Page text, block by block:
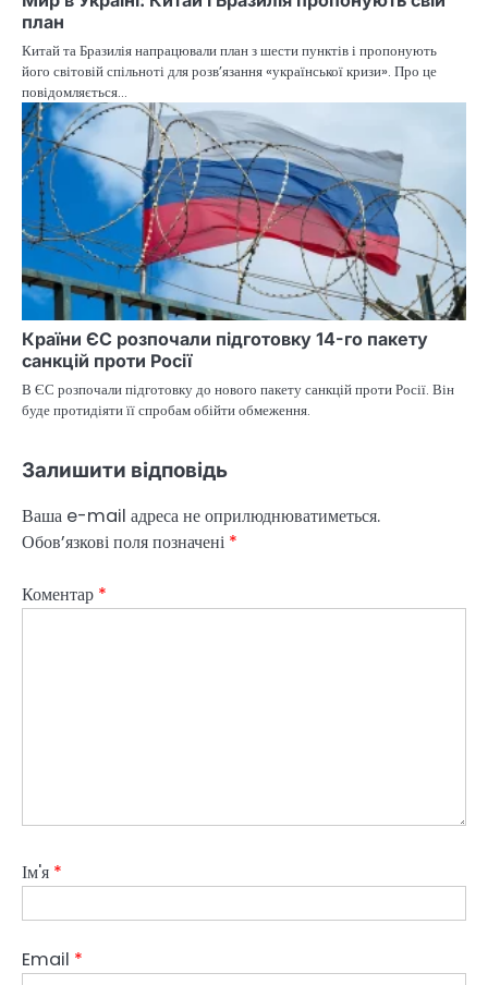
план
Китай та Бразилія напрацювали план з шести пунктів і пропонують
його світовій спільноті для розв’язання «української кризи». Про це
повідомляється…
Країни ЄС розпочали підготовку 14-го пакету
санкцій проти Росії
В ЄС розпочали підготовку до нового пакету санкцій проти Росії. Він
буде протидіяти її спробам обійти обмеження.
Залишити відповідь
Ваша e-mail адреса не оприлюднюватиметься.
Обов’язкові поля позначені *
Коментар *
Ім'я *
Email *